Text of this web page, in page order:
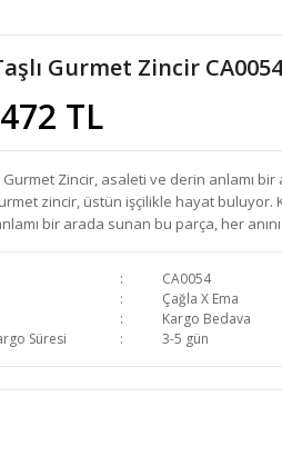
Gurmet Zincir CA0054
TL
Gurmet Zincir, asaleti ve derin anlamı
zincir, üstün işçilikle hayat
anlamı bir arada sunan bu parça, her
CA0054
Çağla X Ema
Kargo Bedava
Süresi
3-5 gün